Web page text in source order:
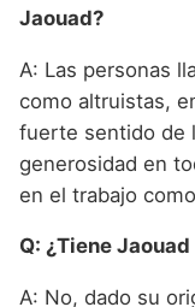
Jaouad?
A: Las personas
como altruistas,
fuerte sentido de
generosidad en
en el trabajo
Q: ¿Tiene
A: No, dado su